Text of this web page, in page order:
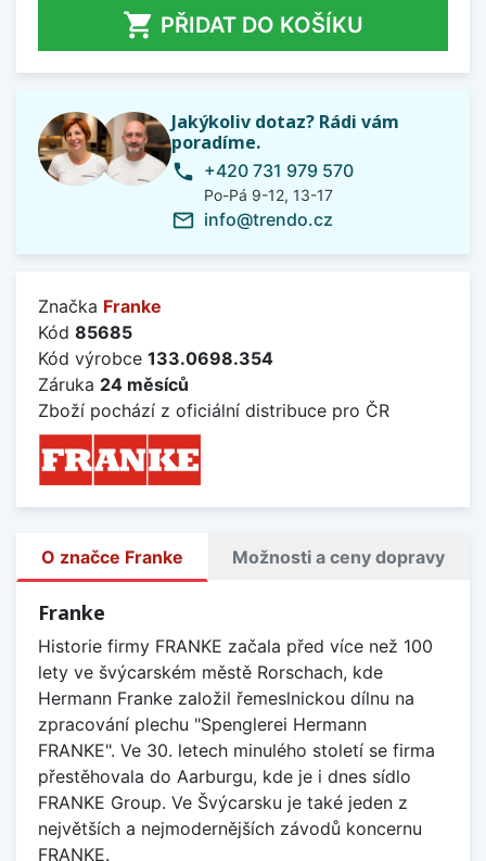
 PŘIDAT DO KOŠÍKU
Jakýkoliv dotaz? Rádi vám
poradíme.
phone +420 731 979 570
Po-Pá 9-12, 13-17
mail_outline info@trendo.cz
Značka Franke
Kód 85685
Kód výrobce 133.0698.354
Záruka 24 měsíců
Zboží pochází z oficiální distribuce pro ČR
O značce Franke Možnosti a ceny dopravy
Franke
Historie firmy FRANKE začala před více než 100
lety ve švýcarském městě Rorschach, kde
Hermann Franke založil řemeslnickou dílnu na
zpracování plechu "Spenglerei Hermann
FRANKE". Ve 30. letech minulého století se firma
přestěhovala do Aarburgu, kde je i dnes sídlo
FRANKE Group. Ve Švýcarsku je také jeden z
největších a nejmodernějších závodů koncernu
FRANKE.